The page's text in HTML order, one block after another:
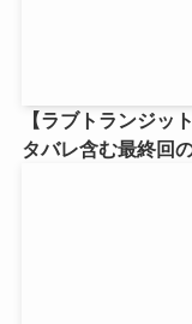
【ラブトランジッ
タバレ含む最終回